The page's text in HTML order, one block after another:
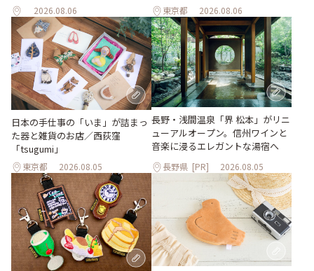
2026.08.06 東京都 2026.08.06
日本の手仕事の「いま」が詰まっ
た器と雑貨のお店／西荻窪
「tsugumi」
東京都 2026.08.05
長野・浅間温泉「界 松本」がリニ
ューアルオープン。信州ワインと
音楽に浸るエレガントな湯宿へ
長野県 [PR] 2026.08.05